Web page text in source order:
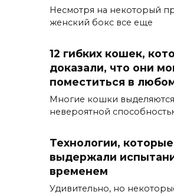
Несмотря на некоторый
женский бокс все еще
12 гибких кошек,
доказали, что они
поместиться в
Многие кошки
невероятной
Технологии, которые
выдержали
временем
Удивительно, но